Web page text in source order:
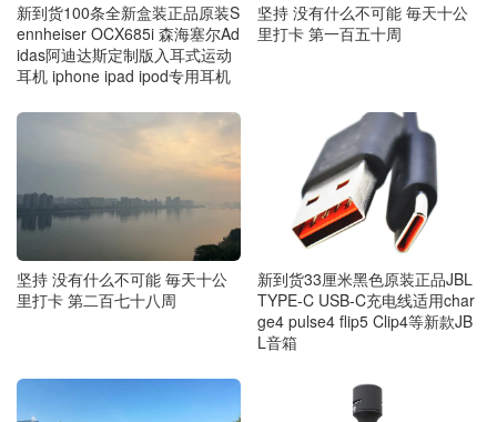
新到货100条全新盒装正品原装S
ennheiser OCX685i 森海塞尔Ad
idas阿迪达斯定制版入耳式运动
耳机 iphone ipad ipod专用耳机
坚持 没有什么不可能 毎天十公
里打卡 第一百五十周
坚持 没有什么不可能 毎天十公
里打卡 第二百七十八周
新到货33厘米黑色原装正品JBL
TYPE-C USB-C充电线适用char
ge4 pulse4 flip5 Clip4等新款JB
L音箱